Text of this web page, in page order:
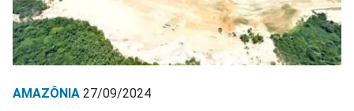
AMAZÔNIA 27/09/2024